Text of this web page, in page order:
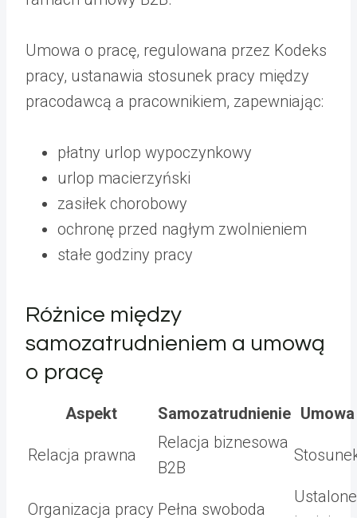
Umowa o pracę, regulowana przez Kodeks
pracy, ustanawia stosunek pracy między
pracodawcą a pracownikiem, zapewniając:
płatny urlop wypoczynkowy
urlop macierzyński
zasiłek chorobowy
ochronę przed nagłym zwolnieniem
stałe godziny pracy
Różnice między
samozatrudnieniem a umową
o pracę
Aspekt Samozatrudnienie
Relacja prawna
Relacja biznesowa
B2B
Organizacja pracy Pełna swoboda